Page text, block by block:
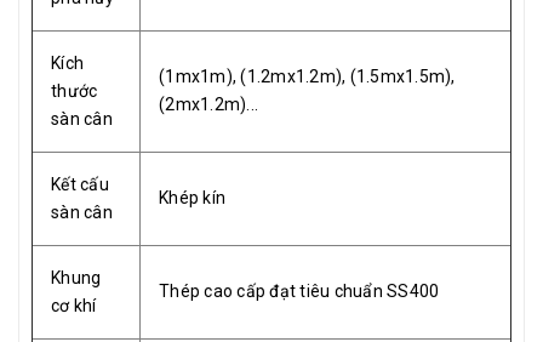
Kích
thước
sàn cân
(1mx1m), (1.2mx1.2m), (1.5mx1.5m),
(2mx1.2m)...
Kết cấu
sàn cân
Khép kín
Khung
cơ khí
Thép cao cấp đạt tiêu chuẩn SS400